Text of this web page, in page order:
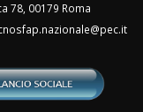
78, 00179 Roma